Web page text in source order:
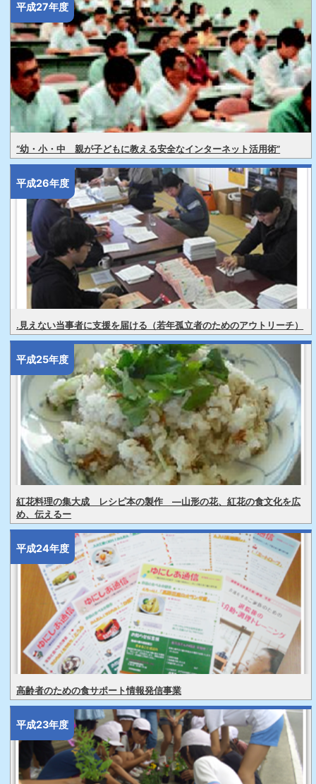
平成27年度
“幼・小・中 親が子どもに教える安全なインターネット活用術”
平成26年度
.見えない当事者に支援を届ける（若年孤立者のためのアウトリーチ）
平成25年度
紅花料理の集大成 レシピ本の製作 ―山形の花、紅花の食文化を広
め、伝えるー
平成24年度
高齢者のための食サポート情報発信事業
平成23年度